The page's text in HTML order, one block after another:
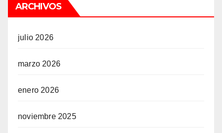
ARCHIVOS
julio 2026
marzo 2026
enero 2026
noviembre 2025